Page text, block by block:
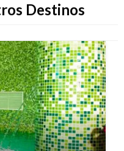
Destinos